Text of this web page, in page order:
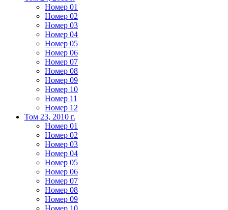
Номер 01
Номер 02
Номер 03
Номер 04
Номер 05
Номер 06
Номер 07
Номер 08
Номер 09
Номер 10
Номер 11
Номер 12
Том 23, 2010 г.
Номер 01
Номер 02
Номер 03
Номер 04
Номер 05
Номер 06
Номер 07
Номер 08
Номер 09
Номер 10